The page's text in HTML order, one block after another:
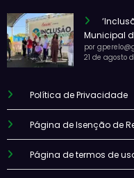
Municipal
por
21 de agosto
Política de Privacidade
Página de Isenção de
Página de termos de